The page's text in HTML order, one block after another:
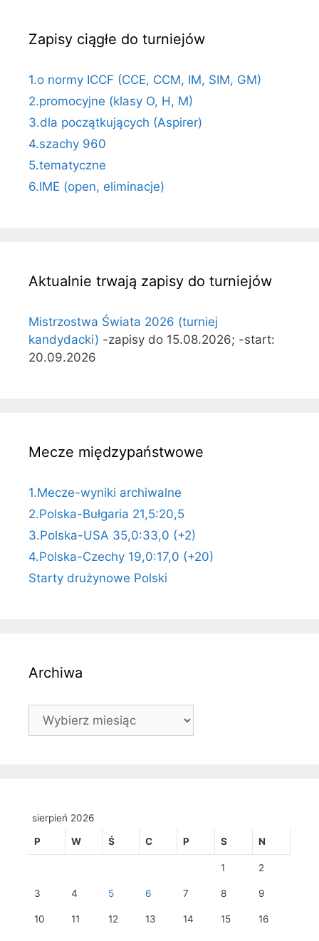
Zapisy ciągłe do turniejów
1.o normy ICCF (CCE, CCM, IM, SIM, GM)
2.promocyjne (klasy O, H, M)
3.dla początkujących (Aspirer)
4.szachy 960
5.tematyczne
6.IME (open, eliminacje)
Aktualnie trwają zapisy do turniejów
Mistrzostwa Świata 2026 (turniej
kandydacki) -zapisy do 15.08.2026; -start:
20.09.2026
Mecze międzypaństwowe
1.Mecze-wyniki archiwalne
2.Polska-Bułgaria 21,5:20,5
3.Polska-USA 35,0:33,0 (+2)
4.Polska-Czechy 19,0:17,0 (+20)
Starty drużynowe Polski
Archiwa
Archiwa
sierpień 2026
P W Ś C P S N
1 2
3 4 5 6 7 8 9
10 11 12 13 14 15 16